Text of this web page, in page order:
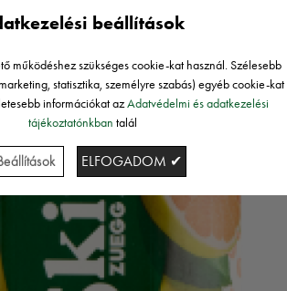
beállítások
működéshez szükséges cookie-kat használ. Szélesebb
statisztika, személyre szabás) egyéb cookie-kat
információkat azAdatvédelmi és adatkezelési
tájékoztatónkban talál
ELFOGADOM ✔